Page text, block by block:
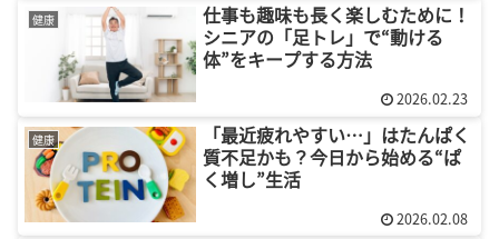
健康
仕事も趣味も長く楽しむために！
シニアの「足トレ」で“動ける
体”をキープする方法
2026.02.23
健康
「最近疲れやすい…」はたんぱく
質不足かも？今日から始める“ぱ
く増し”生活
2026.02.08